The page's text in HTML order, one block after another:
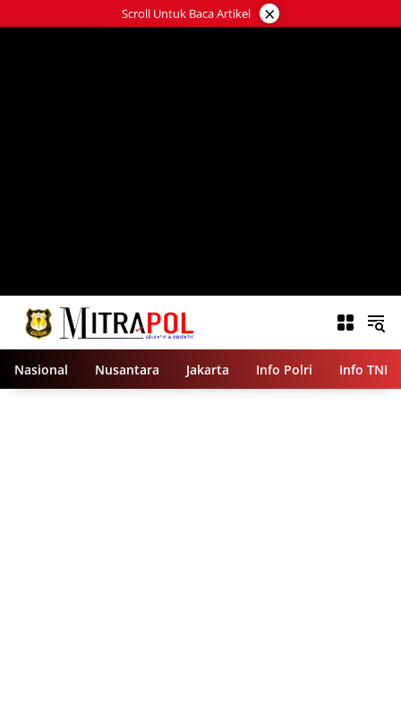
ke
Scroll Untuk Baca Artikel ×
Nasional Nusantara Jakarta Info Polri Info TNI